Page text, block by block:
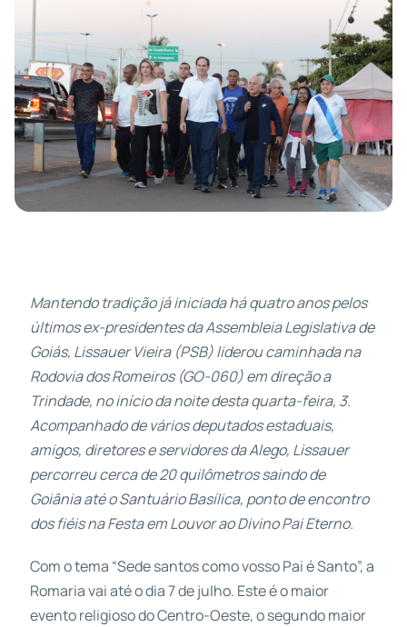
Mantendo tradição já iniciada há quatro anos pelos
últimos ex-presidentes da Assembleia Legislativa de
Goiás, Lissauer Vieira (PSB) liderou caminhada na
Rodovia dos Romeiros (GO-060) em direção a
Trindade, no início da noite desta quarta-feira, 3.
Acompanhado de vários deputados estaduais,
amigos, diretores e servidores da Alego, Lissauer
percorreu cerca de 20 quilômetros saindo de
Goiânia até o Santuário Basílica, ponto de encontro
dos fiéis na Festa em Louvor ao Divino Pai Eterno.
Com o tema “Sede santos como vosso Pai é Santo”, a
Romaria vai até o dia 7 de julho. Este é o maior
evento religioso do Centro-Oeste, o segundo maior